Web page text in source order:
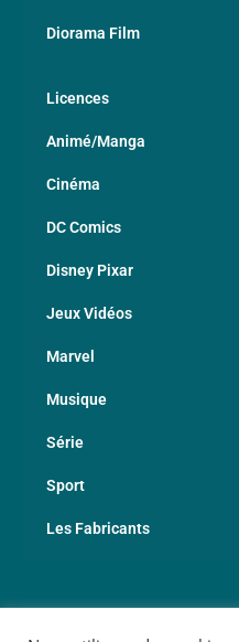
Diorama Film
Licences
Animé/Manga
Cinéma
DC Comics
Disney Pixar
Jeux Vidéos
Marvel
Musique
Série
Sport
Les Fabricants